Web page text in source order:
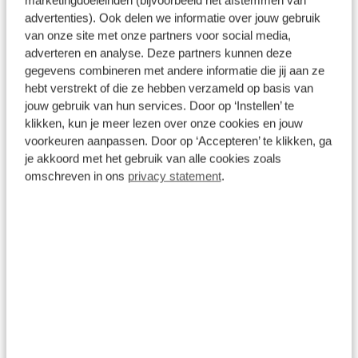
advertenties). Ook delen we informatie over jouw gebruik
van onze site met onze partners voor social media,
adverteren en analyse. Deze partners kunnen deze
gegevens combineren met andere informatie die jij aan ze
hebt verstrekt of die ze hebben verzameld op basis van
jouw gebruik van hun services. Door op ‘Instellen’ te
klikken, kun je meer lezen over onze cookies en jouw
voorkeuren aanpassen. Door op ‘Accepteren’ te klikken, ga
je akkoord met het gebruik van alle cookies zoals
omschreven in ons privacy statement.
Met private lease is uw auto all-risk verzekerd. De
verzekering is van toepassing in alle landen die op
de groene kaart worden vermeld. Bij niet
verhaalbare schade betaalt u alleen uw eigen
risico.
Onderhoud